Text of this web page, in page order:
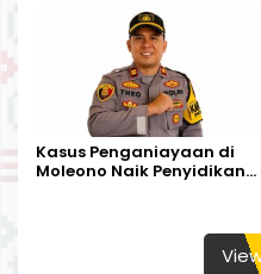
Harapan Warga
Kasus Penganiayaan di
Moleono Naik Penyidikan,